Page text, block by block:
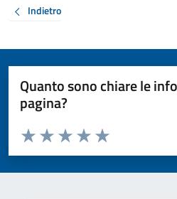
Indietro
Quanto sono chiare le
pagina?
Valuta da 1 a 5 stelle la pagina
Valuta 5 stelle
Valuta 4 stelle su 5
Valuta 3 stelle su 5
Valuta 2 stelle su 5
Valuta 1 stelle su 5